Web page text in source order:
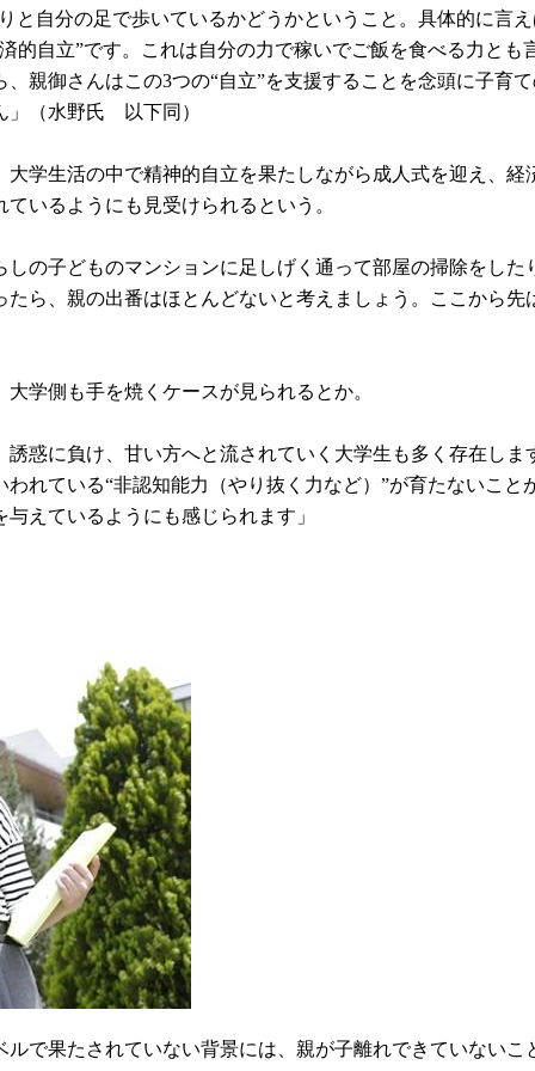
と自分の足で歩いているかどうかということ。具体的に言
的自立”です。これは自分の力で稼いでご飯を食べる力と
親御さんはこの3つの“自立”を支援することを念頭に子育
」（水野氏 以下同）
学生活の中で精神的自立を果たしながら成人式を迎え、
いるようにも見受けられるという。
の子どものマンションに足しげく通って部屋の掃除をし
ら、親の出番はほとんどないと考えましょう。ここから
学側も手を焼くケースが見られるとか。
惑に負け、甘い方へと流されていく大学生も多く存在し
れている“非認知能力（やり抜く力など）”が育たないこ
えているようにも感じられます」
で果たされていない背景には、親が子離れできていない